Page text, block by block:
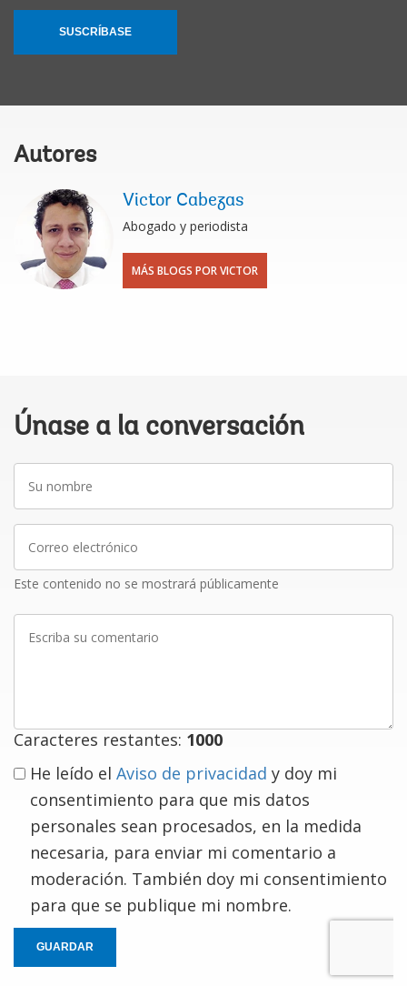
SUSCRÍBASE
Autores
Victor Cabezas
Abogado y periodista
MÁS BLOGS POR VICTOR
Únase a la conversación
nombre
electrónico
Este contenido no se mostrará públicamente
Caracteres restantes: 1000
He leído el Aviso de privacidad y doy mi
consentimiento para que mis datos
personales sean procesados, en la medida
necesaria, para enviar mi comentario a
moderación. También doy mi consentimiento
para que se publique mi nombre.
GUARDAR